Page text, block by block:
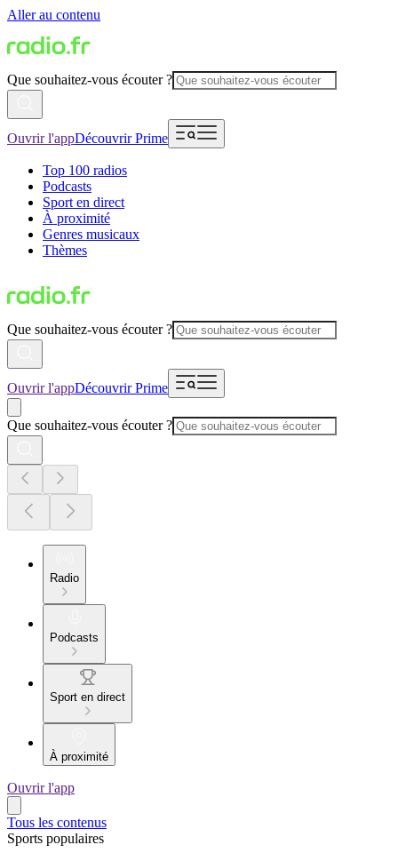
Aller au contenu
Que souhaitez-vous écouter ?
Ouvrir l'appDécouvrir Prime
Top 100 radios
Podcasts
Sport en direct
À proximité
Genres musicaux
Thèmes
Que souhaitez-vous écouter ?
Ouvrir l'appDécouvrir Prime
Que souhaitez-vous écouter ?
Radio
Podcasts
Sport en direct
À proximité
Ouvrir l'app
Tous les contenus
Sports populaires